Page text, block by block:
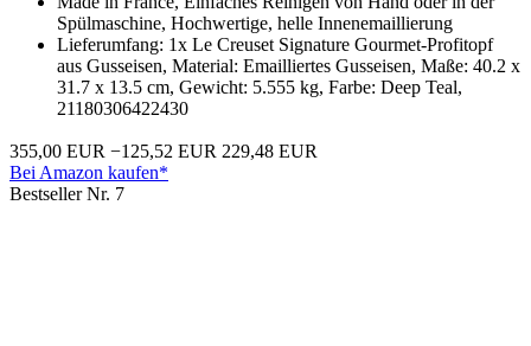
Spülmaschine, Hochwertige, helle Innenemaillierung
Lieferumfang: 1x Le Creuset Signature Gourmet-Profitopf
aus Gusseisen, Material: Emailliertes Gusseisen, Maße: 40.2 x
31.7 x 13.5 cm, Gewicht: 5.555 kg, Farbe: Deep Teal,
21180306422430
355,00 EUR −125,52 EUR 229,48 EUR
Bei Amazon kaufen*
Bestseller Nr. 7